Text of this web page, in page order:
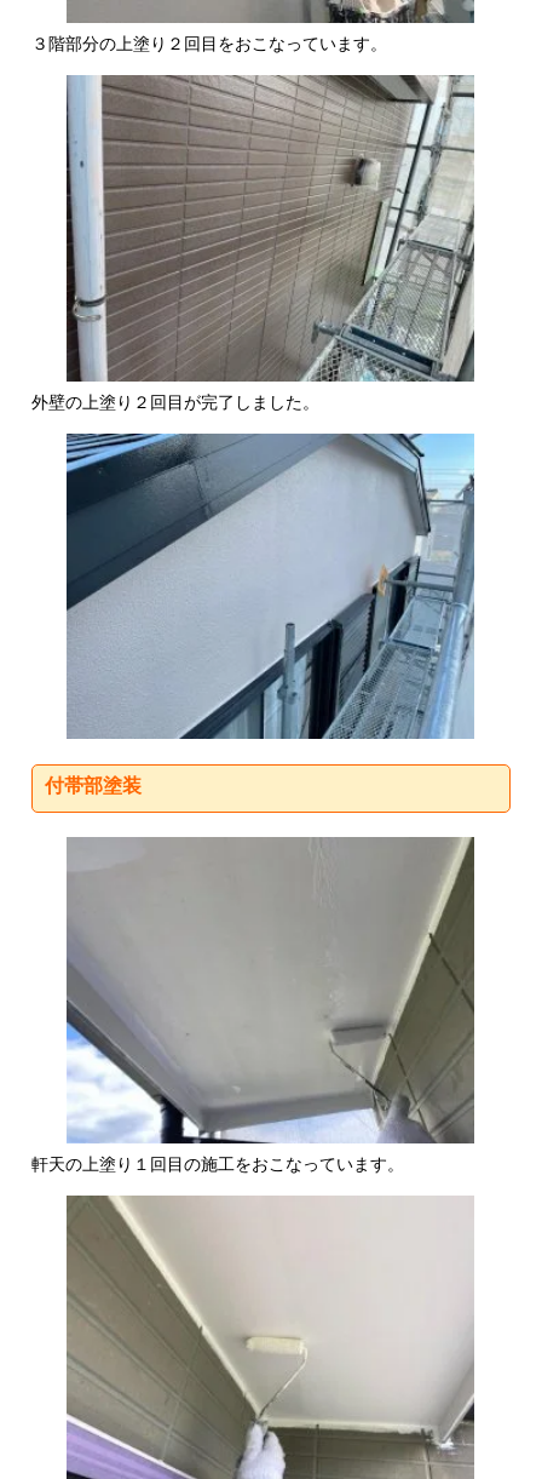
３階部分の上塗り２回目をおこなっています。
外壁の上塗り２回目が完了しました。
付帯部塗装
軒天の上塗り１回目の施工をおこなっています。